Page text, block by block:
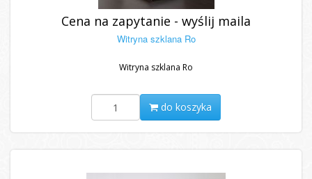
Cena na zapytanie - wyślij maila
Witryna szklana Ro
Witryna szklana Ro
do koszyka